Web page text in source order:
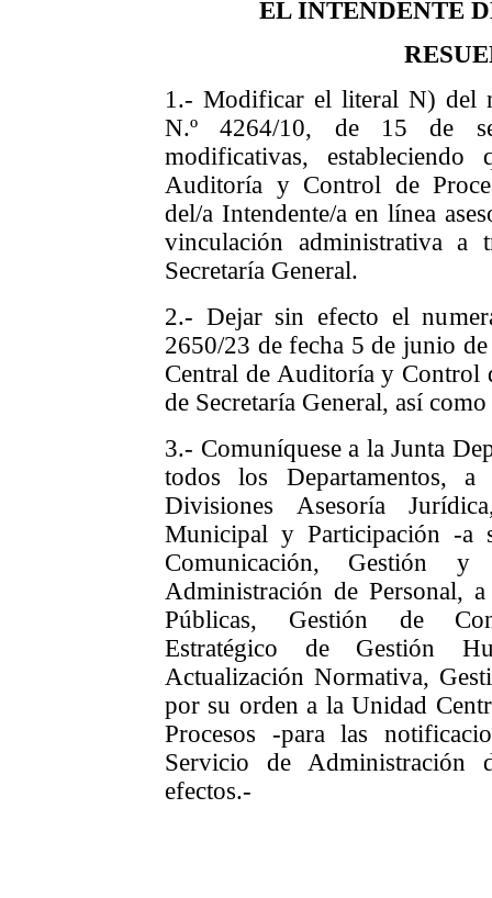
EL INTENDENTE
1.- Modificar el literal N) del
N.º 4264/10, de 15 de
modificativas,
Auditoría y Control de
del/a Intendente/a en línea
vinculación administrativa a
Secretaría General.
2.- Dejar sin efecto el
2650/23 de fecha 5 de junio
Central de Auditoría y Control
de Secretaría General, así
3.- Comuníquese a la Junta
todos los Departamentos,
Divisiones Asesoría
Municipal y Participación -a
Comunicación, Gestión y
Administración de Personal,
Públicas, Gestión de
Estratégico de Gestión
Actualización Normativa,
por su orden a la Unidad
Procesos -para las
Servicio de Administración
efectos.-